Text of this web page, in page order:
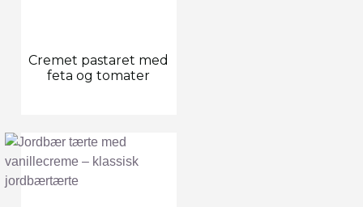
Cremet pastaret med
feta og tomater